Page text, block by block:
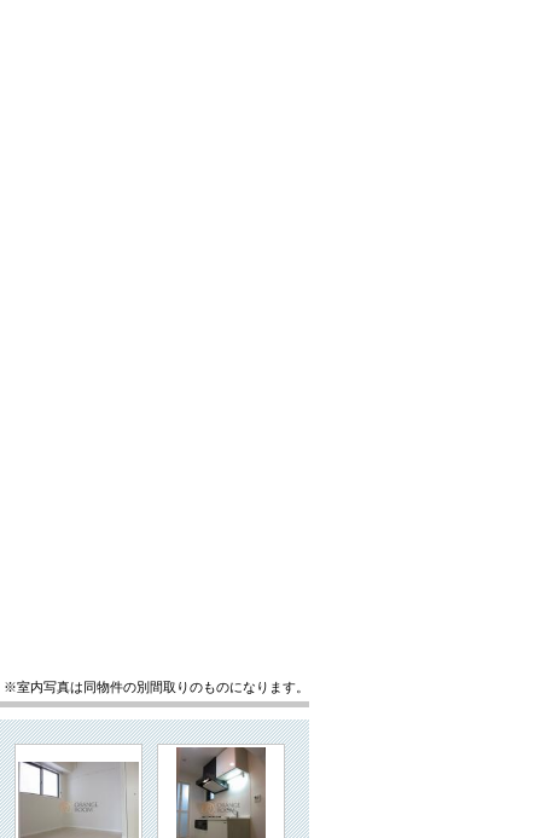
※室内写真は同物件の別間取りのものになります。